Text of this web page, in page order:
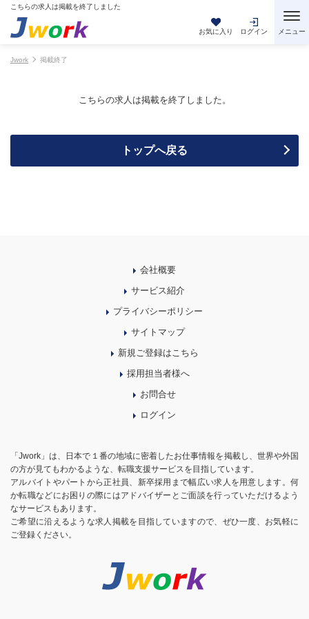
こちらの求人は掲載を終了しました
お気に入り ログイン
Jwork 掲載終了
こちらの求人は掲載を終了しました。
トップへ戻る
会社概要
サービス紹介
プライバシーポリシー
サイトマップ
新規ご登録はこちら
採用担当者様へ
お問合せ
ログイン
「Jwork」は、日本で１番の地域に密着したお仕事情報を掲載し、世界や外国
の方が見てもわかるような、転職支援サービスを目指しています。
アルバイトやパートから正社員、新卒採用まで幅広い求人を用意します。何
か転職などにお困りの際にはアドバイザーとご面談を行っていただけるよう
なサービスもあります。
ご希望に沿えるような求人掲載を目指していますので、ぜひ一度、お気軽に
ご登録ください。